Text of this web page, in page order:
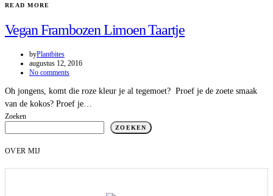
READ MORE
Vegan Frambozen Limoen Taartje
byPlantbites
augustus 12, 2016
No comments
Oh jongens, komt die roze kleur je al tegemoet? Proef je de zoete smaak
van de kokos? Proef je…
Zoeken
ZOEKEN
OVER MIJ